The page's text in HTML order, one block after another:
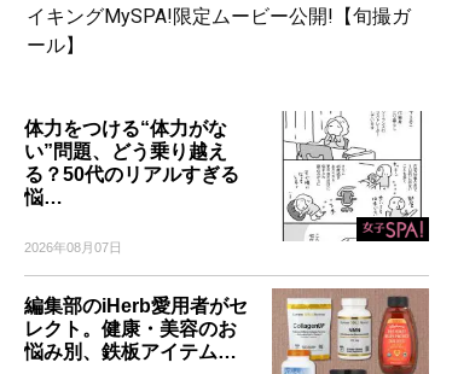
イキングMySPA!限定ムービー公開!【旬撮ガ
ール】
体力をつける“体力がな
い”問題、どう乗り越え
る？50代のリアルすぎる
悩…
2026年08月07日
編集部のiHerb愛用者がセ
レクト。健康・美容のお
悩み別、鉄板アイテム…